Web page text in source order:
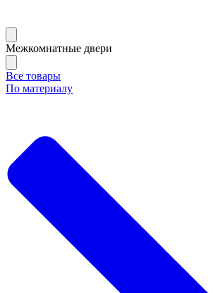
Межкомнатные двери
Все товары
По материалу